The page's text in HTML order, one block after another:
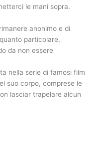
le mani sopra.
anonimo e di
particolare,
da non essere
nella serie di famosi film
suo corpo, comprese le
lasciar trapelare alcun